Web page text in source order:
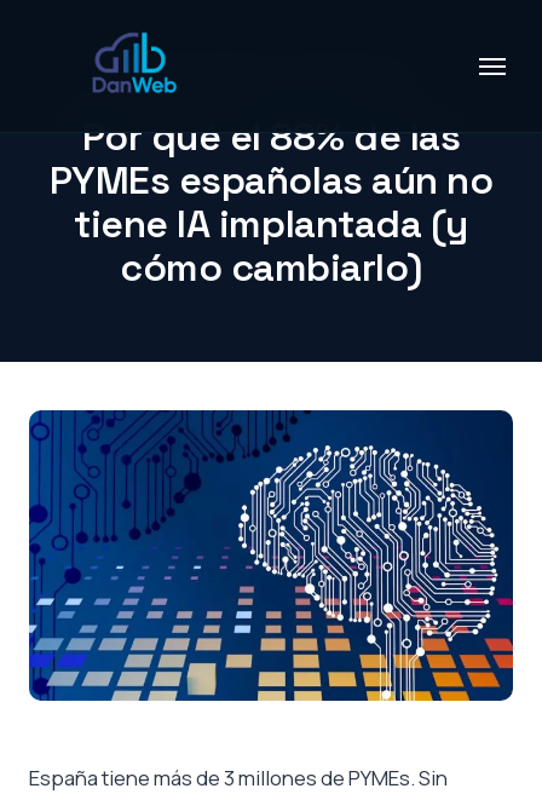
INTELIGENCIA ARTIFICIAL
Por qué el 88% de las
PYMEs españolas aún no
tiene IA implantada (y
cómo cambiarlo)
España tiene más de 3 millones de PYMEs. Sin